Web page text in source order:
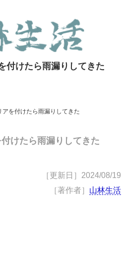
付けたら雨漏りしてきた
アを付けたら雨漏りしてきた
けたら雨漏りしてきた
［更新日］ 2024/08/19
［著作者］ 山林生活